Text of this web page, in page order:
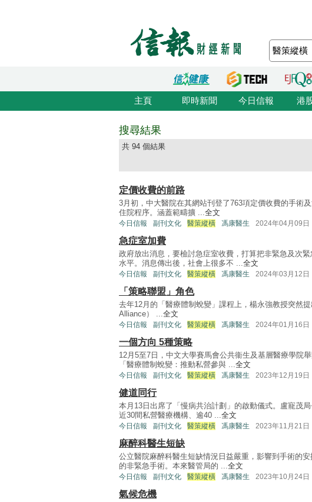
主頁 即時新聞 今日信報 港
搜尋結果
共 94 個結果
定價收費的前路
3月初，中大醫院在其網站刊登了763項定價收費的手術
住院程序。涵蓋範疇擴 ...全文
今日信報 副刊文化 醫策縱橫 馮康醫生 2024年04月09日
急症室加費
政府放出消息，要檢討急症室收費，打算把非緊急及次
水平。消息傳出後，社會上很多不 ...全文
今日信報 副刊文化 醫策縱橫 馮康醫生 2024年03月12日
「策略聯盟」角色
去年12月的「醫療體制蛻變」課程上，楊永強教授突然
Alliance） ...全文
今日信報 副刊文化 醫策縱橫 馮康醫生 2024年01月16日
一個方向 5種策略
12月5至7日，中文大學賽馬會公共衞生及基層醫療學院
「醫療體制蛻變：推動私營參與 ...全文
今日信報 副刊文化 醫策縱橫 馮康醫生 2023年12月19日
健道同行
本月13日出席了「慢病共治計劃」的啟動儀式。盧寵茂
近30間私營醫療機構、逾40 ...全文
今日信報 副刊文化 醫策縱橫 馮康醫生 2023年11月21日
麻醉科醫生短缺
公立醫院麻醉科醫生短缺情況日益嚴重，影響到手術的
的非緊急手術。本來醫管局的 ...全文
今日信報 副刊文化 醫策縱橫 馮康醫生 2023年10月24日
氣候危機